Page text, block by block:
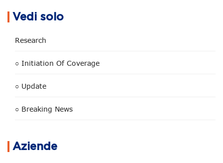
Vedi solo
Research
○ Initiation Of Coverage
○ Update
○ Breaking News
Aziende